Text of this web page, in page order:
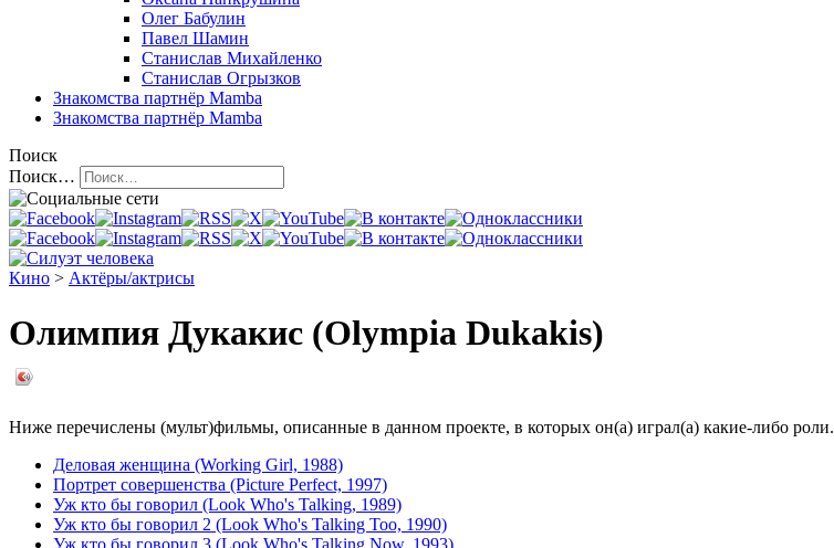
Олег Бабулин
Павел Шамин
Станислав Михайленко
Станислав Огрызков
Знакомства партнёр Mamba
Знакомства партнёр Mamba
Поиск
Поиск…
Кино > Актёры/актрисы
Олимпия Дукакис (Olympia Dukakis)
Ниже перечислены (мульт)фильмы, описанные в данном проекте, в которых он(а) играл(а) какие-либо роли.
Деловая женщина (Working Girl, 1988)
Портрет совершенства (Picture Perfect, 1997)
Уж кто бы говорил (Look Who's Talking, 1989)
Уж кто бы говорил 2 (Look Who's Talking Too, 1990)